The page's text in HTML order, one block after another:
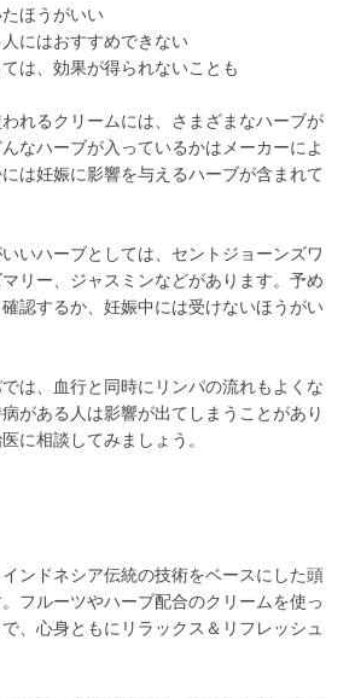
たほうがいい
にはおすすめできない
は、効果が得られないことも
れるクリームには、さまざまなハーブが
なハーブが入っているかはメーカーによ
は妊娠に影響を与えるハーブが含まれて
いハーブとしては、セントジョーンズワ
リー、ジャスミンなどがあります。予め
認するか、妊娠中には受けないほうがい
は、血行と同時にリンパの流れもよくな
がある人は影響が出てしまうことがあり
に相談してみましょう。
ンドネシア伝統の技術をベースにした頭
フルーツやハーブ配合のクリームを使っ
、心身ともにリラックス＆リフレッシュ